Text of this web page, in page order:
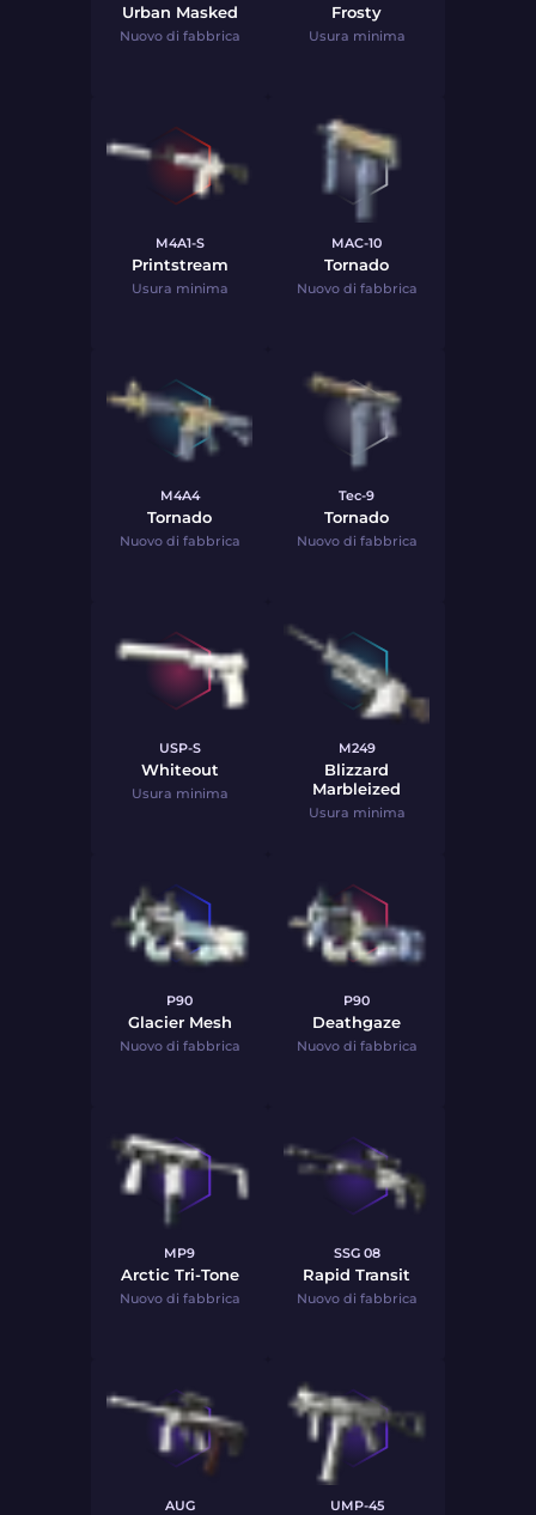
Urban Masked
Nuovo di fabbrica
Frosty
Usura minima
M4A1-S
Printstream
Usura minima
MAC-10
Tornado
Nuovo di fabbrica
M4A4
Tornado
Nuovo di fabbrica
Tec-9
Tornado
Nuovo di fabbrica
USP-S
Whiteout
Usura minima
M249
Blizzard
Marbleized
Usura minima
P90
Glacier Mesh
Nuovo di fabbrica
P90
Deathgaze
Nuovo di fabbrica
MP9
Arctic Tri-Tone
Nuovo di fabbrica
SSG 08
Rapid Transit
Nuovo di fabbrica
AUG UMP-45